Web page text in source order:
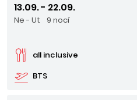
13.09. - 22.09.
Ne - Ut 9 nocí
BTS
all inclusive